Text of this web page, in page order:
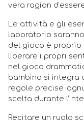
vera ragion
Le attività e gli
laboratorio
del gioco è proprio
liberare i propri
nel gioco
bambino si integra
regole precise:
scelta durante
Recitare un ruolo